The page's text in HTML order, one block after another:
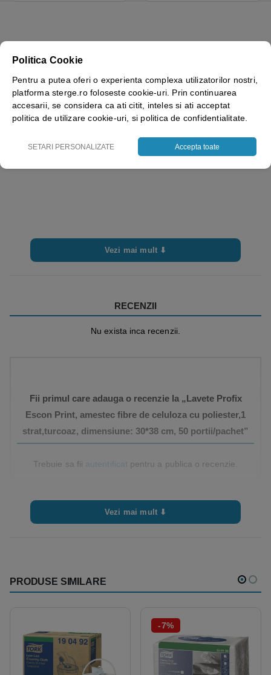
Vezi mai mult ⬇
RECENZII
Nu exista inca recenzii.
Fii primul care adauga o recenzie la „Lavete Profix
Escon Print, amestec fibre de celuloza cu poliester,1
strat,turcoaz, dimensiune: 30*38 cm, 50 portii/pachet”
Trebuie sa fii autentificat pentru a publica o recenzie.
Vezi mai mult ⬇
PRODUSE SIMILARE
-7%
Politica Cookie
Pentru a putea oferi o experienta complexa utilizatorilor nostri,
platforma sterge.ro foloseste cookie-uri. Prin continuarea
accesarii, se considera ca ati citit, inteles si ati acceptat
politica de utilizare cookie-uri, si politica de confidentialitate.
SETARI PERSONALIZATE Accepta toate